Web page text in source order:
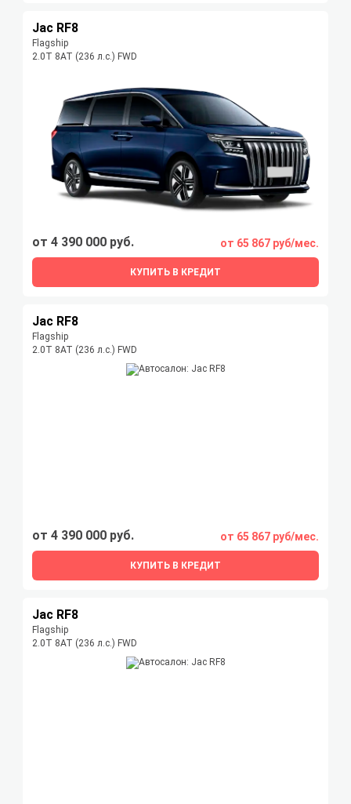
Jac RF8
Flagship
2.0T 8AT (236 л.с.) FWD
от 4 390 000 руб. от 65 867 руб/мес.
КУПИТЬ В КРЕДИТ
Jac RF8
Flagship
2.0T 8AT (236 л.с.) FWD
от 4 390 000 руб. от 65 867 руб/мес.
КУПИТЬ В КРЕДИТ
Jac RF8
Flagship
2.0T 8AT (236 л.с.) FWD